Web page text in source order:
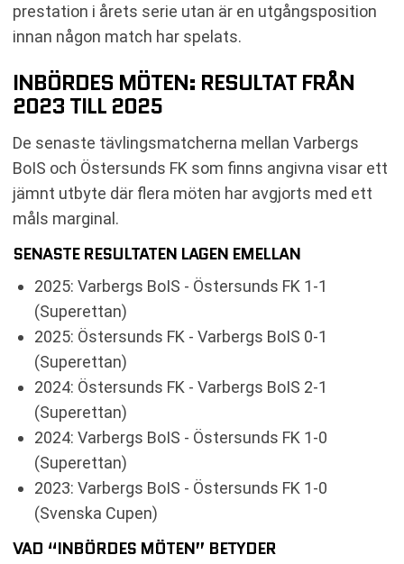
prestation i årets serie utan är en utgångsposition
innan någon match har spelats.
INBÖRDES MÖTEN: RESULTAT FRÅN
2023 TILL 2025
De senaste tävlingsmatcherna mellan Varbergs
BoIS och Östersunds FK som finns angivna visar ett
jämnt utbyte där flera möten har avgjorts med ett
måls marginal.
SENASTE RESULTATEN LAGEN EMELLAN
2025: Varbergs BoIS - Östersunds FK 1-1
(Superettan)
2025: Östersunds FK - Varbergs BoIS 0-1
(Superettan)
2024: Östersunds FK - Varbergs BoIS 2-1
(Superettan)
2024: Varbergs BoIS - Östersunds FK 1-0
(Superettan)
2023: Varbergs BoIS - Östersunds FK 1-0
(Svenska Cupen)
VAD “INBÖRDES MÖTEN” BETYDER